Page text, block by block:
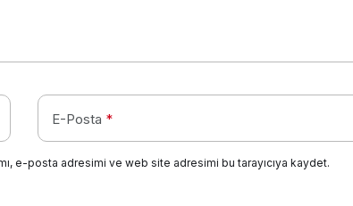
E-Posta *
e-posta adresimi ve web site adresimi bu tarayıcıya kaydet.